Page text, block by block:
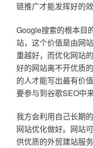
链推广才能发挥好的效
Google搜索的根本目
站，这个价值是由网
重越好，而优化网站
好的网站离不开优质
的人才能写出最有价
要参与到谷歌SEO中
我方会利用自己长期
网站优化做好。网站
供优质的外贸建站服